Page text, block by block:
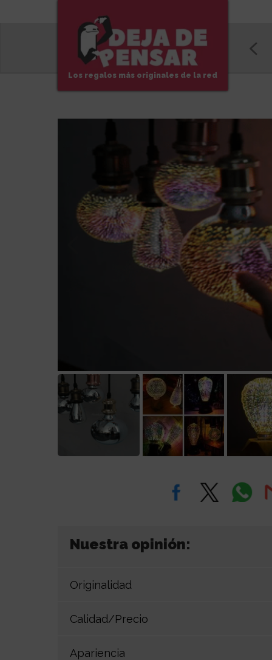
Los regalos más originales de la red
Nuestra opinión:
Originalidad
Calidad/Precio
Apariencia